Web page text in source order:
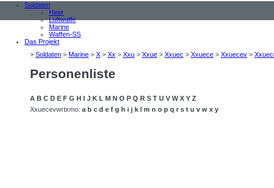
Soldaten
Heer
Luftwaffe
Marine
Waffen-SS
Das Projekt
> Soldaten > Marine > X > Xx > Xxu > Xxue > Xxuec > Xxuece > Xxuecev >
Personenliste
A B C D E F G H J K L M N O P Q R S T U V W X Y Z
Xxuecevwrtxmo: a b c d e f g h i j k l m n o p q r s t u v w x y